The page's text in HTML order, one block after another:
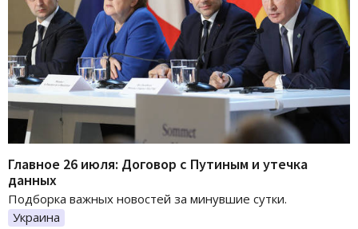
Главное 26 июля: Договор с Путиным и утечка
данных
Подборка важных новостей за минувшие сутки.
Украина